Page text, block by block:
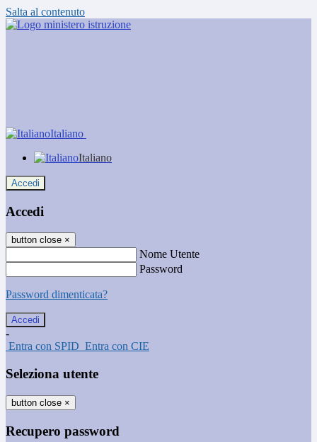
Salta al contenuto
Italiano
Italiano
Accedi
Accedi
button close ×
Nome Utente
Password
Password dimenticata?
-
Entra con SPID Entra con CIE
Seleziona utente
button close ×
Recupero password